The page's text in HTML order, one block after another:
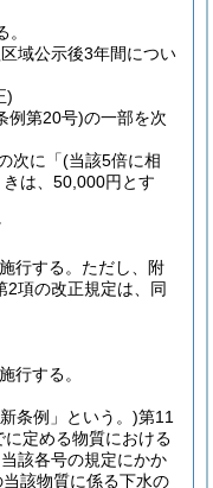
域公示後3年間につい
)
例第20号)の一部を次
次に「(当該5倍に相
は、50,000円とす
行する。 ただし、附
2項の改正規定は、同
行する。
条例」という。)第11
定める物質における
該各号の規定にかか
該物質に係る下水の